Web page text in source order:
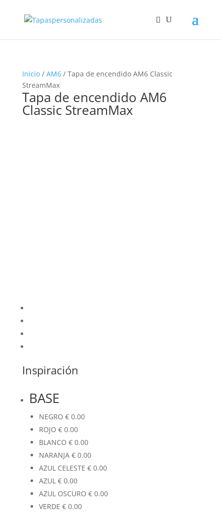
Inicio/ AM6/ Tapa de encendido AM6 Classic
StreamMax
Tapa de encendido AM6
Classic StreamMax
Inspiración
BASE
NEGRO €0.00
ROJO €0.00
BLANCO €0.00
NARANJA €0.00
AZUL CELESTE €0.00
AZUL €0.00
AZUL OSCURO €0.00
VERDE €0.00